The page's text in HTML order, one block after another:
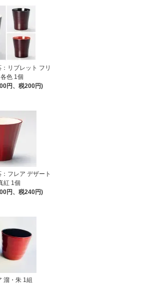
リブレット フリ
色 1個
円、税200円)
フレア デザート
紅 1個
円、税240円)
溜・朱 1組